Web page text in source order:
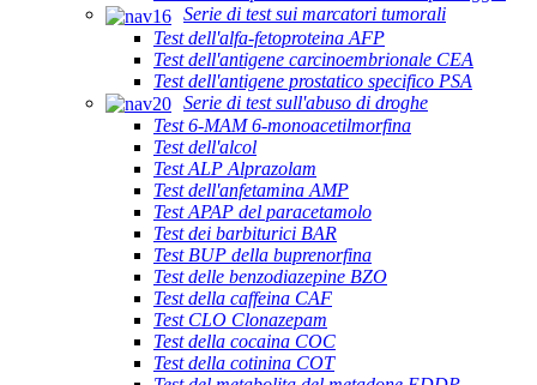
Serie di test sui marcatori tumorali
Test dell'alfa-fetoproteina AFP
Test dell'antigene carcinoembrionale CEA
Test dell'antigene prostatico specifico PSA
Serie di test sull'abuso di droghe
Test 6-MAM 6-monoacetilmorfina
Test dell'alcol
Test ALP Alprazolam
Test dell'anfetamina AMP
Test APAP del paracetamolo
Test dei barbiturici BAR
Test BUP della buprenorfina
Test delle benzodiazepine BZO
Test della caffeina CAF
Test CLO Clonazepam
Test della cocaina COC
Test della cotinina COT